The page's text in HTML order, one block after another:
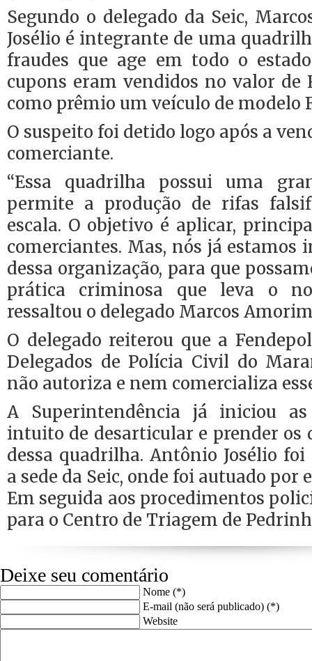
Segundo o delegado da Seic,
Josélio é integrante de uma
fraudes que age em todo o
cupons eram vendidos no valor de
como prêmio um veículo de modelo
O suspeito foi detido logo após a
comerciante.
“Essa quadrilha possui uma
permite a produção de rifas
escala. O objetivo é aplicar,
comerciantes. Mas, nós já estamos
dessa organização, para que
prática criminosa que leva o
ressaltou o delegado Marcos
O delegado reiterou que a
Delegados de Polícia Civil do
não autoriza e nem comercializa
A Superintendência já iniciou as
intuito de desarticular e prender os
dessa quadrilha. Antônio Josélio
a sede da Seic, onde foi autuado por
Em seguida aos procedimentos
para o Centro de Triagem de
Deixe seu comentário
Nome (*)
E-mail (não será publicado) (*)
Website